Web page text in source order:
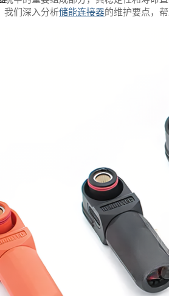
连接器
我们深入分析储能连接器的维护要点，